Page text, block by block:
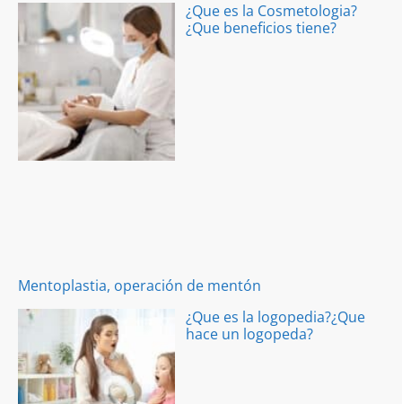
¿Que es la Cosmetologia?
¿Que beneficios tiene?
Mentoplastia, operación de mentón
¿Que es la logopedia?¿Que
hace un logopeda?